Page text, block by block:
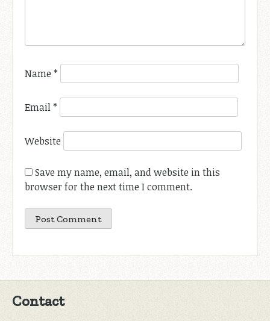
Name *
Email*
Website
Save my name, email, and website in this
browser for the next time I comment.
Contact